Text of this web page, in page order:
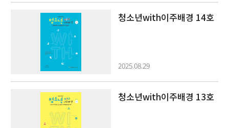
청소년with이주배경 14호
2025.08.29
청소년with이주배경 13호